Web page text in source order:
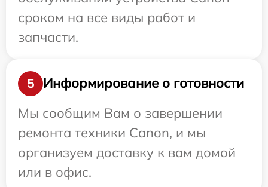
сроком на все виды работ и
запчасти.
5
Информирование о готовности
Мы сообщим Вам о завершении
ремонта техники Canon, и мы
организуем доставку к вам домой
или в офис.